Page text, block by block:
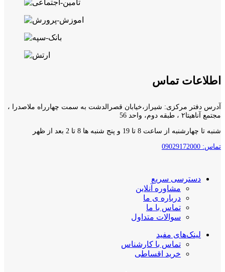
اطلاعات تماس
آدرس دفتر مرکزی: شیراز،خیابان قصرالدشت به سمت چهارراه ملاصدرا ،
مجتمع آناهیتا۲ ، طبقه دوم، واحد 56
شنبه تا چهارشنبه از ساعت 8 تا 19 و پنج شنبه ها 8 تا 2 بعد از ظهر
تماس: 09029172000
دسترسی سریع
مشاوره آنلاین
درباره ی ما
تماس با ما
سوالات متداول
لینک‌های مفید
تماس با کارشناس
خرید اقساطی